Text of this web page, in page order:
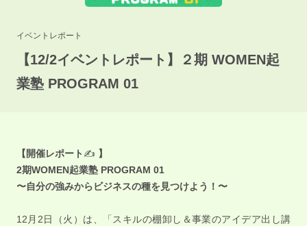
イベントレポート
【12/2イベントレポート】２期 WOMEN起
業塾 PROGRAM 01
【開催レポート ✍️ 】
2期WOMEN起業塾 PROGRAM 01
〜自分の強みからビジネスの種を見つけよう！〜
12月2日（火）は、「スキルの棚卸し＆事業のアイデア出し講